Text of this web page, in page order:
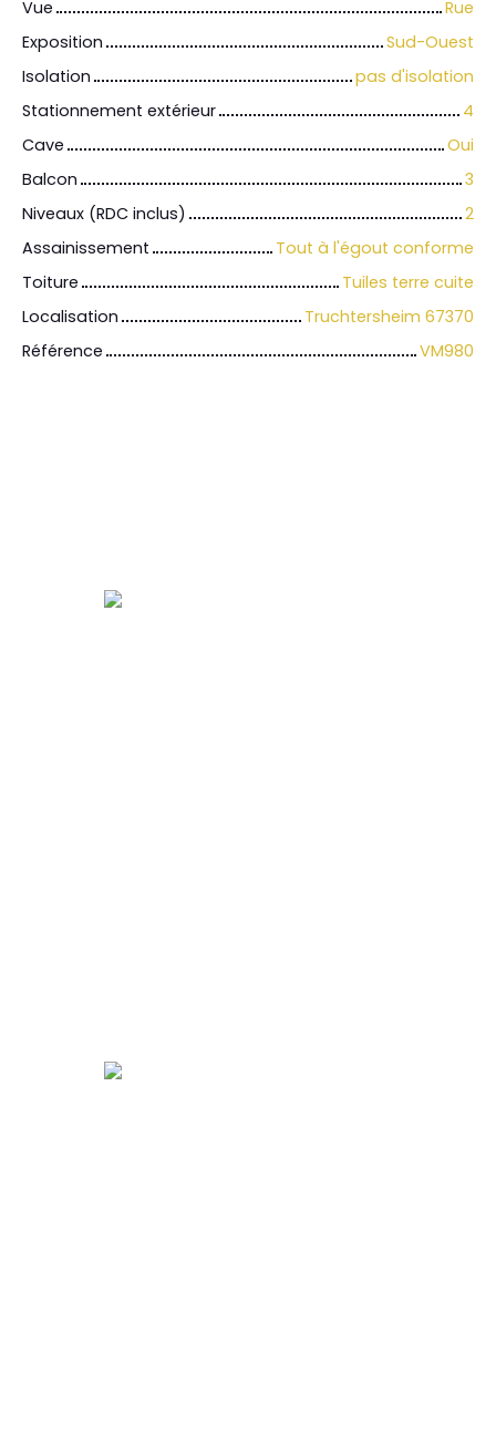
Vue
Rue
Exposition
Sud-Ouest
Isolation
pas d'isolation
Stationnement extérieur
4
Cave
Oui
Balcon
3
Niveaux (RDC inclus)
2
Assainissement
Tout à l'égout conforme
Toiture
Tuiles terre cuite
Localisation
Truchtersheim 67370
Référence
VM980